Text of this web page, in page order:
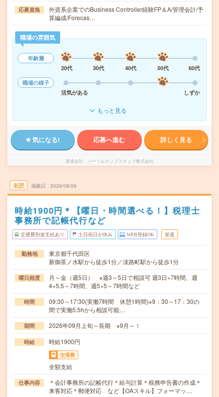
応募資格
外資系企業でのBusiness Controller経験FP＆A/管理会計/予
算編成/Forecas…
職場の雰囲気
年齢層
20代
30代 40代 50代
60代
職場の様子
活気がある
しずか
もっと見る
気になる! 応募へ進む 詳しく見る
派遣会社 パーソルテンプスタッフ株式会社
未読 掲載日 2026/08/06
時給1900円＊【曜日・時間選べる！】税理士
事務所で記帳代行など
交通費別途支給あり 土日祝日が休み WEB登録OK 派遣
勤務地
東京都千代田区
新御茶ノ水駅から徒歩1分／淡路町駅から徒歩1分
曜日頻度
月～金（週5日） ※週3～5日で相談可 週3日×7時間、週
4×5.5～7時間、週5×5～7時間など
時間
09:30～17:30(実働7時間 休憩1時間)※9：30～17：30の
間で実働5.5hから相談可能…
期間 2026年09月上旬～長期 ※9月～！
時給 時給1900円
交通費
全額支給
仕事内容
＊会計事務所の記帳代行＊給与計算＊税務申告書の作成＊
来客対応＊郵便対応 など【OAスキル】フォーマッ…